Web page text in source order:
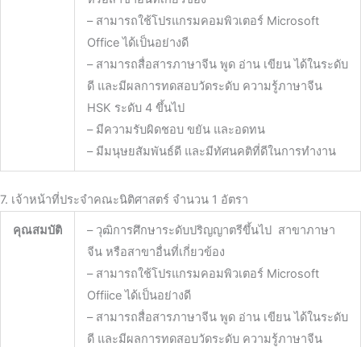
– สามารถใช้โปรแกรมคอมพิวเตอร์ Microsoft
Office ได้เป็นอย่างดี
– สามารถสื่อสารภาษาจีน พูด อ่าน เขียน ได้ในระดับ
ดี และมีผลการทดสอบวัดระดับ ความรู้ภาษาจีน
HSK ระดับ 4 ขึ้นไป
– มีความรับผิดชอบ ขยัน และอดทน
– มีมนุษยสัมพันธ์ดี และมีทัศนคติที่ดีในการทำงาน
7. เจ้าหน้าที่ประจำคณะนิติศาสตร์ จำนวน 1 อัตรา
คุณสมบัติ
– วุฒิการศึกษาระดับปริญญาตรีขึ้นไป สาขาภาษา
จีน หรือสาขาอื่นที่เกี่ยวข้อง
– สามารถใช้โปรแกรมคอมพิวเตอร์ Microsoft
Offiice ได้เป็นอย่างดี
– สามารถสื่อสารภาษาจีน พูด อ่าน เขียน ได้ในระดับ
ดี และมีผลการทดสอบวัดระดับ ความรู้ภาษาจีน